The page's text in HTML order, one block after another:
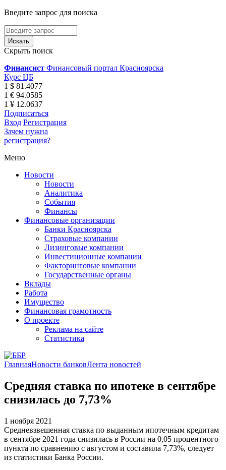
Введите запрос для поиска
Скрыть поиск
Финансист Финансовый портал Красноярска
Курс ЦБ
1 $ 81.4077
1 € 94.0585
1 ¥ 12.0637
Подписаться
Вход Регистрация
Зачем нужна
регистрация?
Меню
Новости
Новости
Аналитика
События
Финансы
Финансовые организации
Банки Красноярска
Страховые компании
Лизинговые компании
Инвестиционные компании
Факторинговые компании
Государственные органы
Вклады
Работа
Имущество
Финансовая грамотность
О проекте
Реклама на сайте
Статистика
ГлавнаяНовости банковЛента новостей
Средняя ставка по ипотеке в сентябре
снизилась до 7,73%
1 ноября 2021
Средневзвешенная ставка по выданным ипотечным кредитам
в сентябре 2021 года снизилась в России на 0,05 процентного
пункта по сравнению с августом и составила 7,73%, следует
из статистики Банка России.